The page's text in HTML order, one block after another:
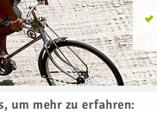
um mehr zu erfahren: